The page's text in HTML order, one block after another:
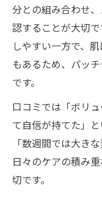
分との組み合わせ
認することが大切
しやすい一方で、
もあるため、パッ
です。
口コミでは「ボリ
て自信が持てた」
「数週間では大き
日々のケアの積み
切です。